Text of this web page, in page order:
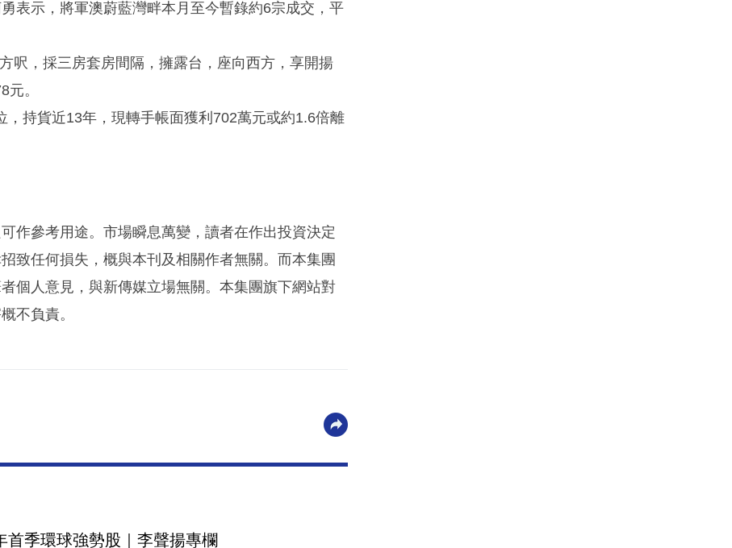
表示，將軍澳蔚藍灣畔本月至今暫錄約6宗成交，平
呎，採三房套房間隔，擁露台，座向西方，享開揚
。
持貨近13年，現轉手帳面獲利702萬元或約1.6倍離
作參考用途。市場瞬息萬變，讀者在作出投資決定
致任何損失，概與本刊及相關作者無關。而本集團
個人意見，與新傳媒立場無關。本集團旗下網站對
不負責。
首季環球強勢股｜李聲揚專欄